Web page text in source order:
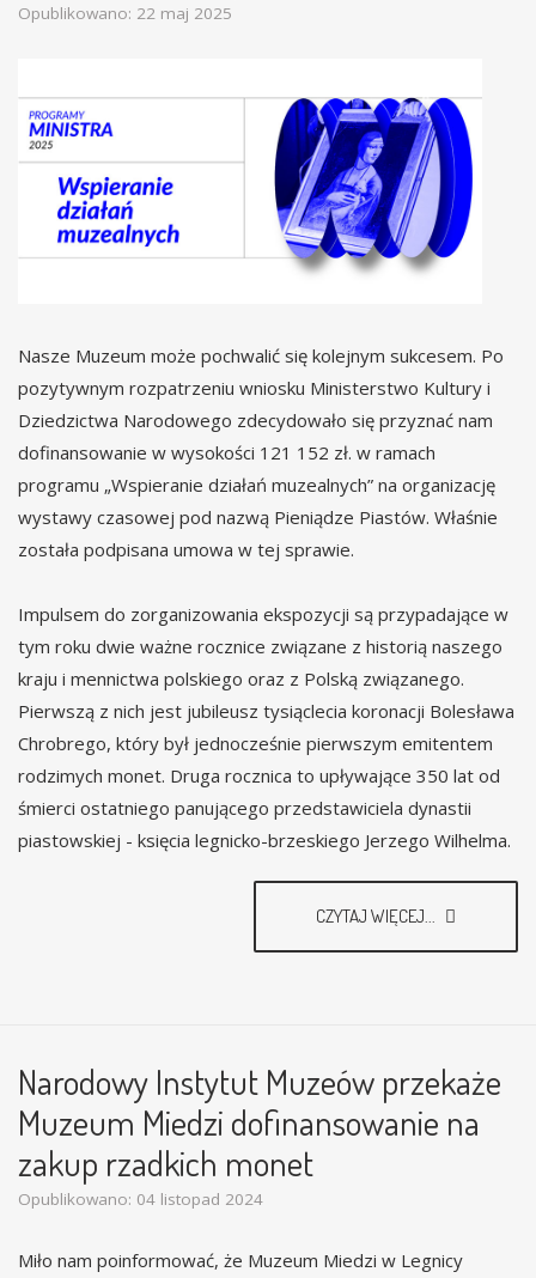
Opublikowano: 22 maj 2025
Nasze Muzeum może pochwalić się kolejnym sukcesem. Po
pozytywnym rozpatrzeniu wniosku Ministerstwo Kultury i
Dziedzictwa Narodowego zdecydowało się przyznać nam
dofinansowanie w wysokości 121 152 zł. w ramach
programu „Wspieranie działań muzealnych” na organizację
wystawy czasowej pod nazwą Pieniądze Piastów. Właśnie
została podpisana umowa w tej sprawie.
Impulsem do zorganizowania ekspozycji są przypadające w
tym roku dwie ważne rocznice związane z historią naszego
kraju i mennictwa polskiego oraz z Polską związanego.
Pierwszą z nich jest jubileusz tysiąclecia koronacji Bolesława
Chrobrego, który był jednocześnie pierwszym emitentem
rodzimych monet. Druga rocznica to upływające 350 lat od
śmierci ostatniego panującego przedstawiciela dynastii
piastowskiej - księcia legnicko-brzeskiego Jerzego Wilhelma.
CZYTAJ WIĘCEJ...
Narodowy Instytut Muzeów przekaże
Muzeum Miedzi dofinansowanie na
zakup rzadkich monet
Opublikowano: 04 listopad 2024
Miło nam poinformować, że Muzeum Miedzi w Legnicy